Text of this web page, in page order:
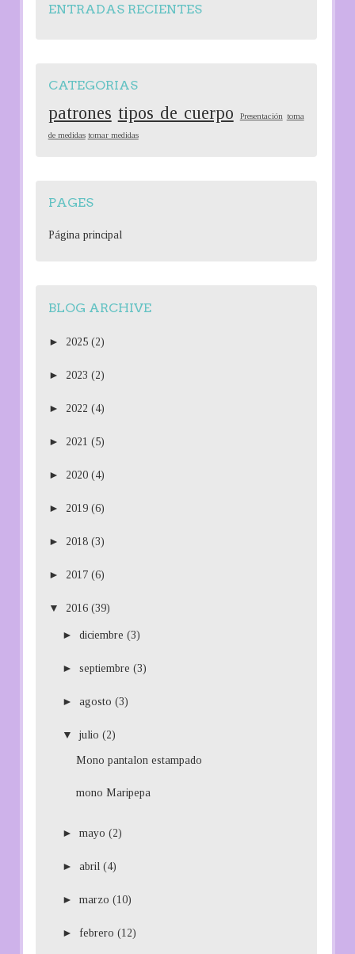
ENTRADAS RECIENTES
CATEGORIAS
patrones tipos de cuerpo Presentación toma
de medidas tomar medidas
PAGES
Página principal
BLOG ARCHIVE
► 2025 (2)
► 2023 (2)
► 2022 (4)
► 2021 (5)
► 2020 (4)
► 2019 (6)
► 2018 (3)
► 2017 (6)
▼ 2016 (39)
► diciembre (3)
► septiembre (3)
► agosto (3)
▼ julio (2)
Mono pantalon estampado
mono Maripepa
► mayo (2)
► abril (4)
► marzo (10)
► febrero (12)